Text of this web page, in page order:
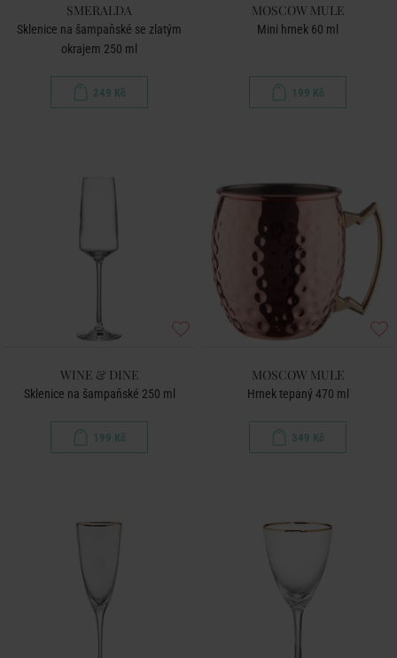
SMERALDA
Sklenice na šampaňské se zlatým
okrajem 250 ml
249 Kč
MOSCOW MULE
Mini hrnek 60 ml
199 Kč
WINE & DINE
Sklenice na šampaňské 250 ml
199 Kč
MOSCOW MULE
Hrnek tepaný 470 ml
349 Kč